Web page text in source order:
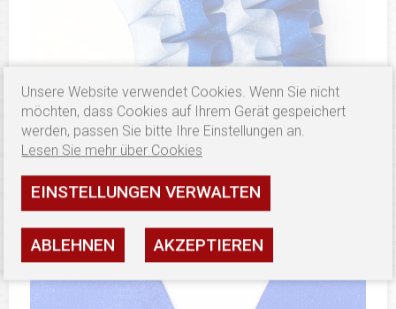
Unsere Website verwendet Cookies. Wenn Sie nicht
möchten, dass Cookies auf Ihrem Gerät gespeichert
werden, passen Sie bitte Ihre Einstellungen an.
Lesen Sie mehr über Cookies
EINSTELLUNGEN VERWALTEN
ABLEHNEN AKZEPTIEREN